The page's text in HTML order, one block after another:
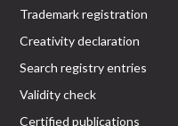
Trademark registration
Creativity declaration
Search registry entries
Validity check
Certified publications